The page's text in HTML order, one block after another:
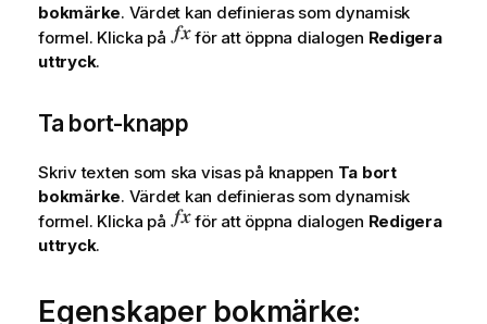
bokmärke. Värdet kan definieras som dynamisk
formel. Klicka på
för att öppna dialogen Redigera
uttryck.
Ta bort-knapp
Skriv texten som ska visas på knappen Ta bort
bokmärke. Värdet kan definieras som dynamisk
formel. Klicka på
för att öppna dialogen Redigera
uttryck.
Egenskaper bokmärke: